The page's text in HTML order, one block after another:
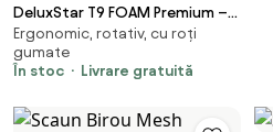
DeluxStar T9 FOAM Premium –
Scaun ergonomic, Cotiere 6D,
Suport Lombar Adaptiv, Spătar
Reglabil pe Înaltime în 5 pozitii,
Șezut buretat, Gri
Ergonomic, rotativ, cu roți
gumate
În stoc
Livrare gratuită